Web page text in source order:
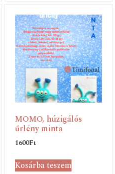
MOMO, húzigálós
űrlény minta
1600Ft
Kosárba teszem